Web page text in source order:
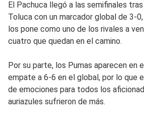
El Pachuca llegó a las semifinales
Toluca con un marcador global de 3-
los pone como uno de los rivales a
cuatro que quedan en el camino.
Por su parte, los Pumas aparecen en
empate a 6-6 en el global, por lo que
de emociones para todos los
auriazules sufrieron de más.